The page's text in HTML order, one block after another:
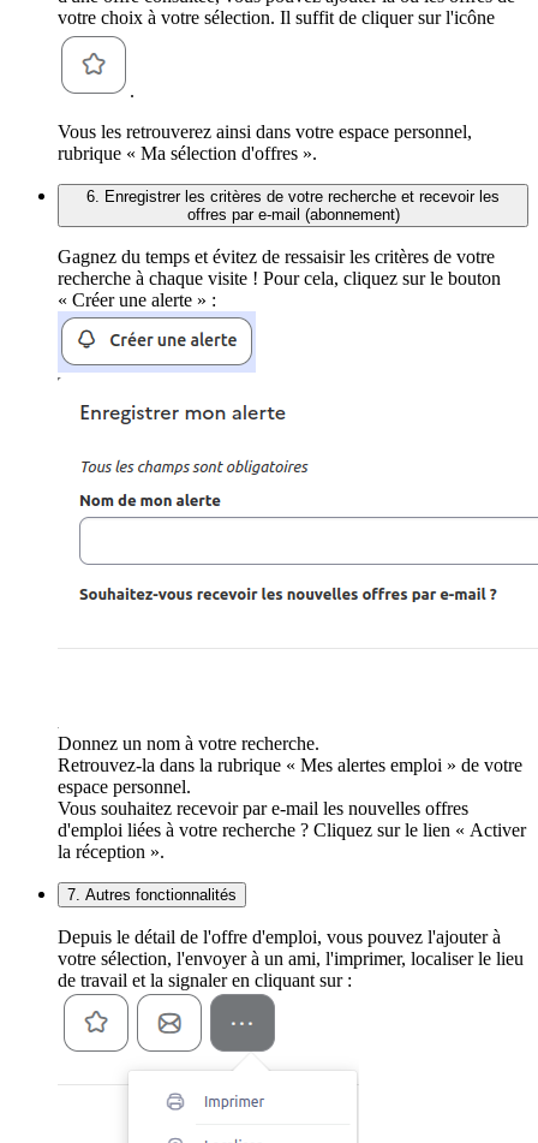
votre choix à votre sélection. Il suffit de cliquer sur l'icône
.
Vous les retrouverez ainsi dans votre espace personnel,
rubrique « Ma sélection d'offres ».
6. Enregistrer les critères de votre recherche et recevoir les
offres par e-mail (abonnement)
Gagnez du temps et évitez de ressaisir les critères de votre
recherche à chaque visite ! Pour cela, cliquez sur le bouton
« Créer une alerte » :
Donnez un nom à votre recherche.
Retrouvez-la dans la rubrique « Mes alertes emploi » de votre
espace personnel.
Vous souhaitez recevoir par e-mail les nouvelles offres
d'emploi liées à votre recherche ? Cliquez sur le lien « Activer
la réception ».
7. Autres fonctionnalités
Depuis le détail de l'offre d'emploi, vous pouvez l'ajouter à
votre sélection, l'envoyer à un ami, l'imprimer, localiser le lieu
de travail et la signaler en cliquant sur :